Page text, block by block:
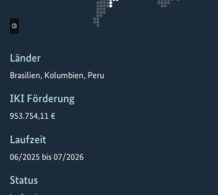
©
Länder
Brasilien, Kolumbien, Peru
IKI Förderung
953.754,11 €
Laufzeit
06/2025 bis 07/2026
Status